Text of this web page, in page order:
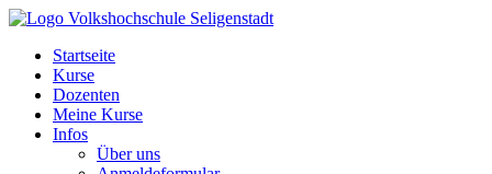
Startseite
Kurse
Dozenten
Meine Kurse
Infos
Über uns